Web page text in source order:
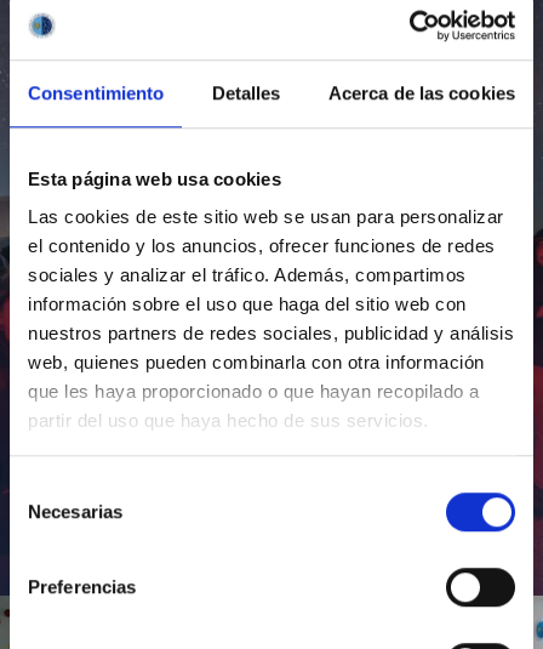
Consentimiento Detalles Acerca de las cookies
Esta página web usa cookies
Las cookies de este sitio web se usan para personalizar
el contenido y los anuncios, ofrecer funciones de redes
sociales y analizar el tráfico. Además, compartimos
información sobre el uso que haga del sitio web con
nuestros partners de redes sociales, publicidad y análisis
web, quienes pueden combinarla con otra información
que les haya proporcionado o que hayan recopilado a
partir del uso que haya hecho de sus servicios.
Necesarias
Preferencias